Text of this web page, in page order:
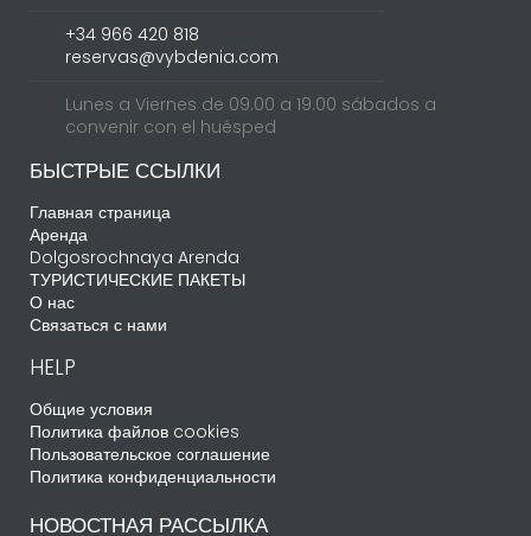
+34 966 420 818
reservas@vybdenia.com
Lunes a Viernes de 09.00 a 19.00 sábados a
convenir con el huésped
БЫСТРЫЕ ССЫЛКИ
Главная страница
Аренда
Dolgosrochnaya Arenda
ТУРИСТИЧЕСКИЕ ПАКЕТЫ
О нас
Связаться с нами
HELP
Общие условия
Политика файлов cookies
Пользовательское соглашение
Политика конфиденциальности
НОВОСТНАЯ РАССЫЛКА